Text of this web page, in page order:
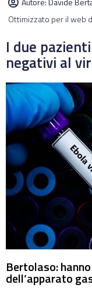
Ottimizzato per il web
I due
negativi al
Bertolaso:
dell’apparato